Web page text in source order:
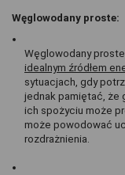
Węglowodany proste:
Węglowodany
idealnym źródłem
sytuacjach, gdy
jednak pamiętać, że
ich spożyciu może
może powodować
rozdrażnienia.